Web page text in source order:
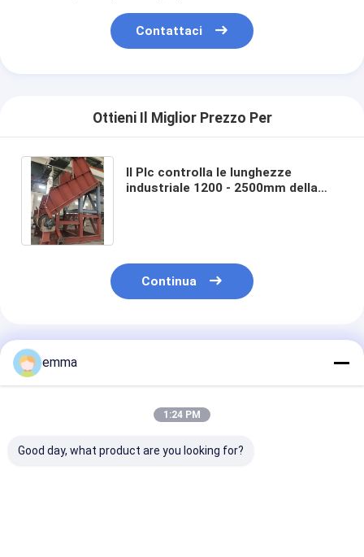
Contattaci
Ottieni Il Miglior Prezzo Per
Il Plc controlla le lunghezze
industriale 1200 - 2500mm della
Continua
Prodotti Raccomandati
emma
1:24 PM
Good day, what product are you looking for?